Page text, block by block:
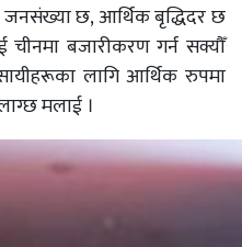
छ, आर्थिक बृद्धिदर छ
चीनमा बजारीकरण गर्न सक्यौँ
लागि आर्थिक रुपमा
मलाई ।